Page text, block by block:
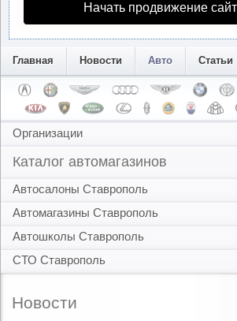
Начать продвижение
Главная Новости Авто Статьи
Организации
Каталог автомагазинов
Автосалоны Ставрополь
Автомагазины Ставрополь
Автошколы Ставрополь
СТО Ставрополь
Новости